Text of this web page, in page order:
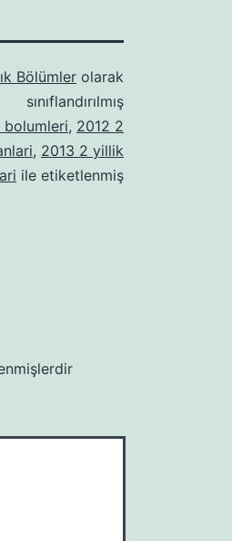
Bölümler olarak
sınıflandırılmış
, 2012 2
, 2013 2 yillik
ile etiketlenmiş